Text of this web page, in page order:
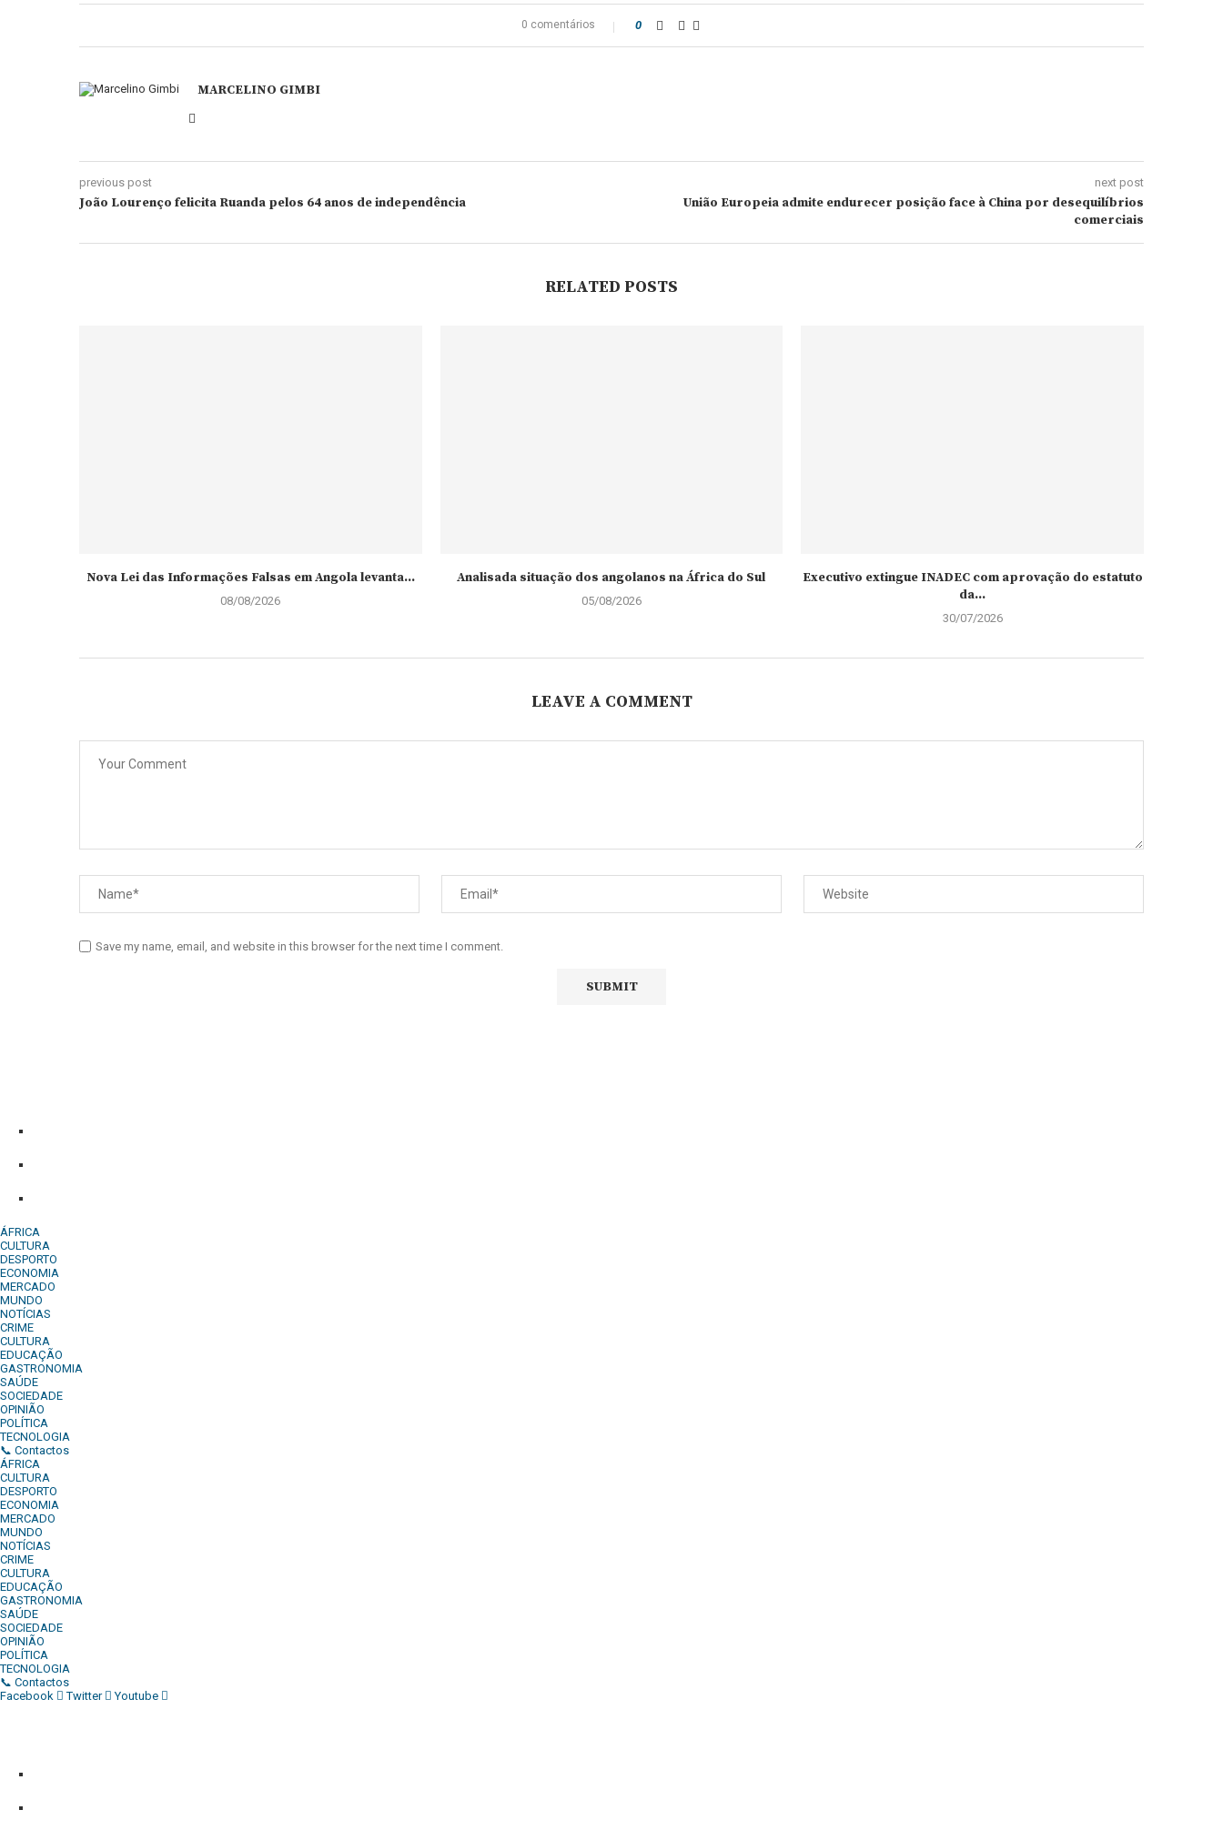
0 comentários 0
MARCELINO GIMBI
previous post
João Lourenço felicita Ruanda pelos 64 anos de independência
next post
União Europeia admite endurecer posição face à China por desequilíbrios
comerciais
RELATED POSTS
Nova Lei das Informações Falsas em Angola levanta...
08/08/2026
Analisada situação dos angolanos na África do Sul
05/08/2026
Executivo extingue INADEC com aprovação do estatuto
da...
30/07/2026
LEAVE A COMMENT
Save my name, email, and website in this browser for the next time I comment.
ÁFRICA
CULTURA
DESPORTO
ECONOMIA
MERCADO
MUNDO
NOTÍCIAS
CRIME
CULTURA
EDUCAÇÃO
GASTRONOMIA
SAÚDE
SOCIEDADE
OPINIÃO
POLÍTICA
TECNOLOGIA
📞 Contactos
ÁFRICA
CULTURA
DESPORTO
ECONOMIA
MERCADO
MUNDO
NOTÍCIAS
CRIME
CULTURA
EDUCAÇÃO
GASTRONOMIA
SAÚDE
SOCIEDADE
OPINIÃO
POLÍTICA
TECNOLOGIA
📞 Contactos
Facebook
Twitter Youtube